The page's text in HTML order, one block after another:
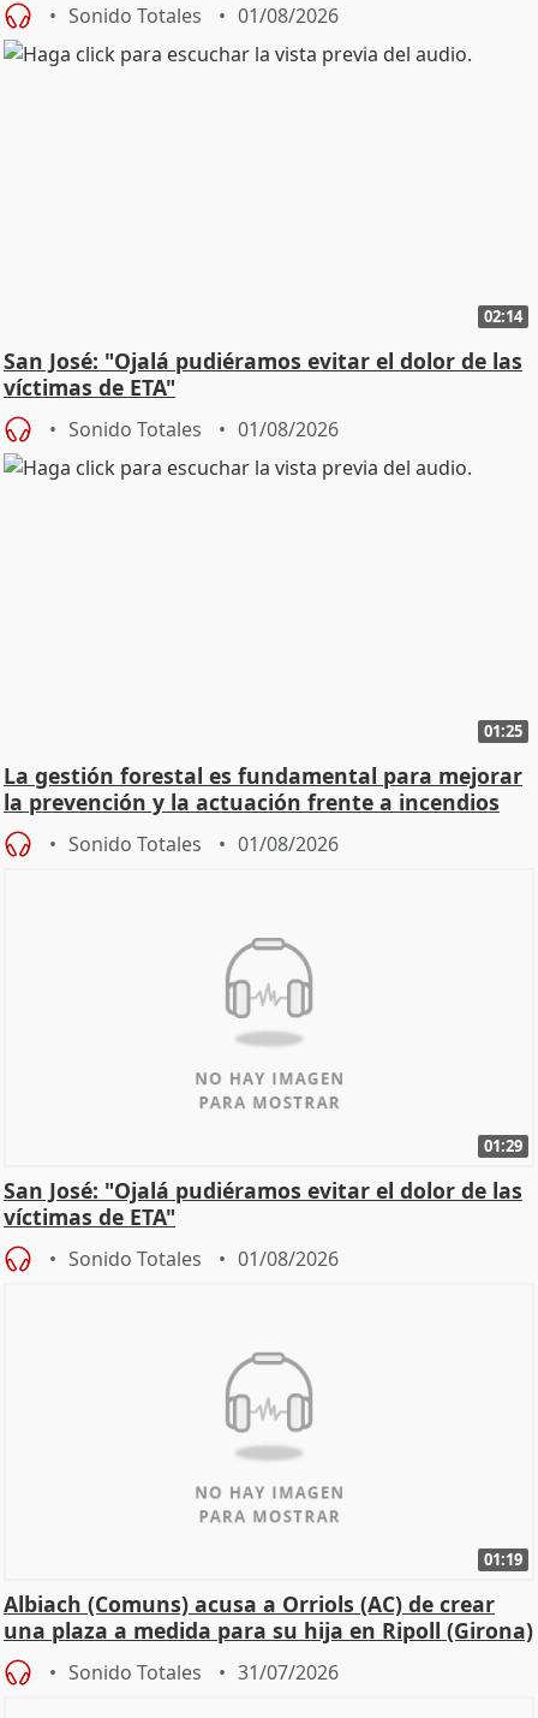
Sonido Totales 01/08/2026
02:14
San José: "Ojalá pudiéramos evitar el dolor de las
víctimas de ETA"
Sonido Totales 01/08/2026
01:25
La gestión forestal es fundamental para mejorar
la prevención y la actuación frente a incendios
Sonido Totales 01/08/2026
01:29
San José: "Ojalá pudiéramos evitar el dolor de las
víctimas de ETA"
Sonido Totales 01/08/2026
01:19
Albiach (Comuns) acusa a Orriols (AC) de crear
una plaza a medida para su hija en Ripoll (Girona)
Sonido Totales 31/07/2026